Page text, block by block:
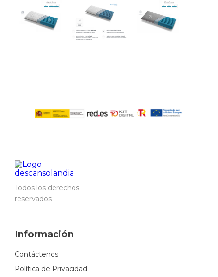
Todos los derechos
reservados
Información
Contáctenos
Política de Privacidad